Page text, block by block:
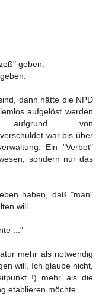
geben.
dann hätte die NPD
aufgelöst werden
von
war bis über
Ein "Verbot"
sondern nur das
haben, daß "man"
will.
..."
mehr als notwendig
will. Ich glaube nicht,
!) mehr als die
etablieren möchte.